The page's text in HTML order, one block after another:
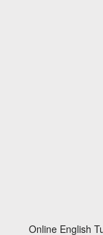
Online English